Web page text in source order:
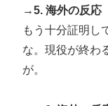
→5. 海外の反応
もう十分証明し
な。現役が終わ
が。